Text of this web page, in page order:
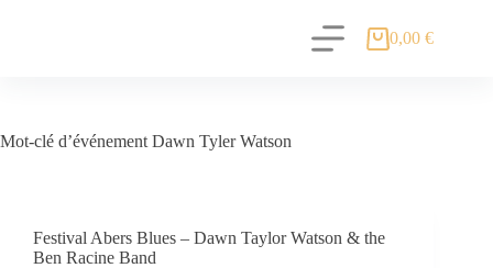
0,00€
Mot-clé d’événement Dawn Tyler Watson
Festival Abers Blues – Dawn Taylor Watson & the
Ben Racine Band